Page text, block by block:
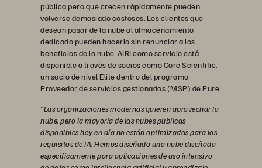
pública pero que crecen rápidamente pueden
volverse demasiado costosos. Los clientes que
desean pasar de la nube al almacenamiento
dedicado pueden hacerlo sin renunciar a los
beneficios de la nube. AIRI como servicio está
disponible a través de socios como Core Scientific,
un socio de nivel Elite dentro del programa
Proveedor de servicios gestionados (MSP) de Pure.
"Las organizaciones modernas quieren aprovechar la
nube, pero la mayoría de las nubes públicas
disponibles hoy en día no están optimizadas para los
requisitos de IA. Hemos diseñado una nube diseñada
específicamente para aplicaciones de uso intensivo